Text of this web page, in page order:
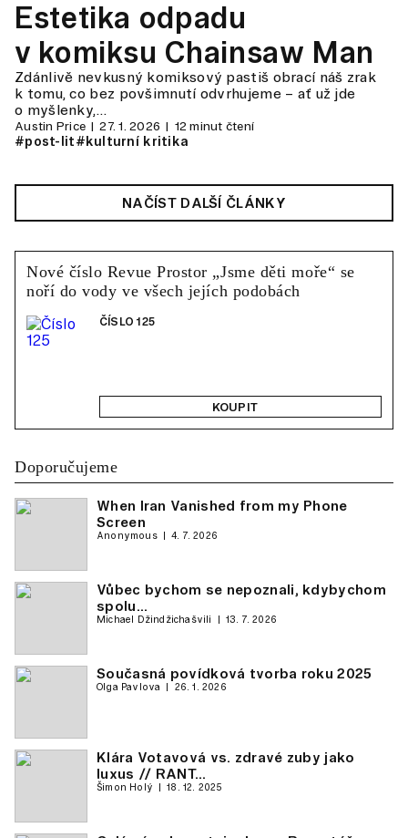
Estetika odpadu
v komiksu Chainsaw Man
Zdánlivě nevkusný komiksový pastiš obrací náš zrak
k tomu, co bez povšimnutí odvrhujeme – ať už jde
o myšlenky,…
Austin Price 27. 1. 2026 12 minut čtení
#post-lit#kulturní kritika
NAČÍST DALŠÍ ČLÁNKY
Nové číslo Revue Prostor „Jsme děti moře“ se
noří do vody ve všech jejích podobách
ČÍSLO 125
KOUPIT
Doporučujeme
When Iran Vanished from my Phone
Screen
Anonymous 4. 7. 2026
Vůbec bychom se nepoznali, kdybychom
spolu…
Michael Džindžichašvili 13. 7. 2026
Současná povídková tvorba roku 2025
Olga Pavlova 26. 1. 2026
Klára Votavová vs. zdravé zuby jako
luxus // RANT…
Šimon Holý 18. 12. 2025